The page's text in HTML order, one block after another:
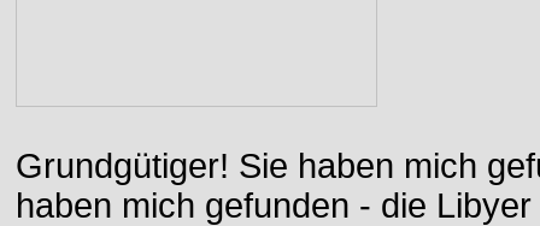
Grundgütiger! Sie haben mich
haben mich gefunden - die